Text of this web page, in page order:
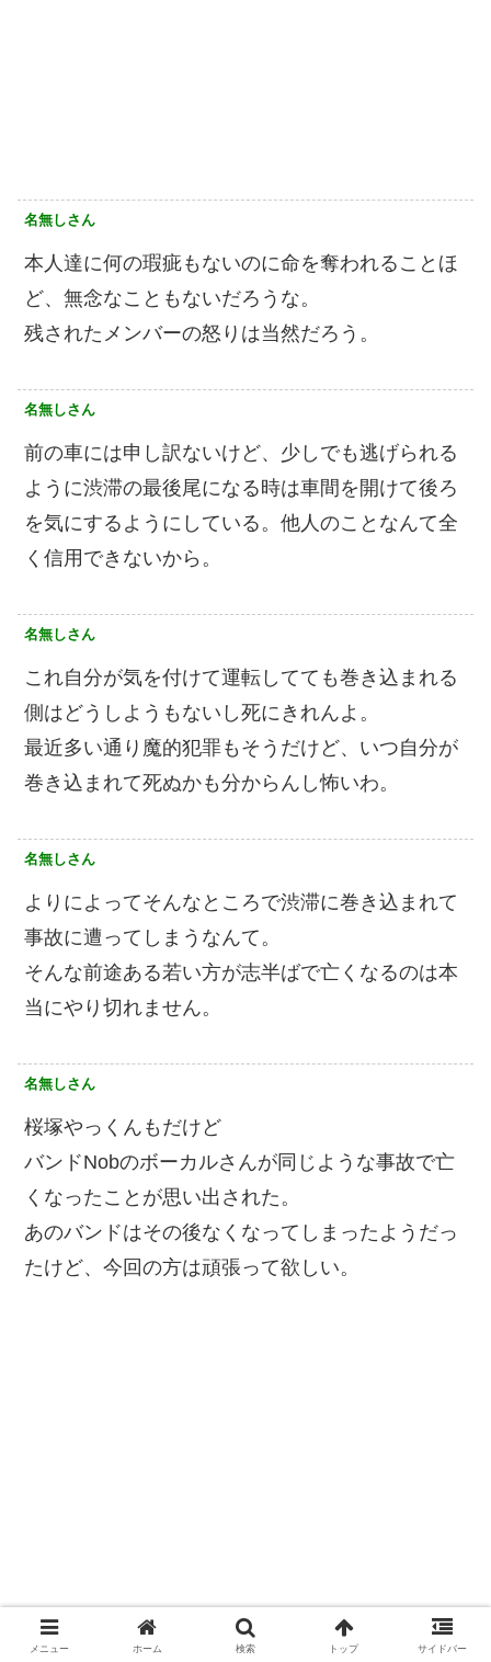
名無しさん
本人達に何の瑕疵もないのに命を奪われることほ
ど、無念なこともないだろうな。
残されたメンバーの怒りは当然だろう。
名無しさん
前の車には申し訳ないけど、少しでも逃げられる
ように渋滞の最後尾になる時は車間を開けて後ろ
を気にするようにしている。他人のことなんて全
く信用できないから。
名無しさん
これ自分が気を付けて運転してても巻き込まれる
側はどうしようもないし死にきれんよ。
最近多い通り魔的犯罪もそうだけど、いつ自分が
巻き込まれて死ぬかも分からんし怖いわ。
名無しさん
よりによってそんなところで渋滞に巻き込まれて
事故に遭ってしまうなんて。
そんな前途ある若い方が志半ばで亡くなるのは本
当にやり切れません。
名無しさん
桜塚やっくんもだけど
バンドNobのボーカルさんが同じような事故で亡
くなったことが思い出された。
あのバンドはその後なくなってしまったようだっ
たけど、今回の方は頑張って欲しい。
メニュー ホーム 検索 トップ サイドバー